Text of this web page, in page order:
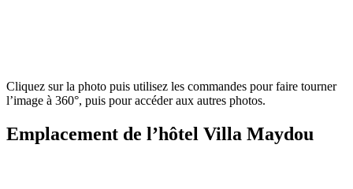
Cliquez sur la photo puis utilisez les commandes pour faire tourner
l’image à 360°, puis pour accéder aux autres photos.
Emplacement de l’hôtel Villa Maydou